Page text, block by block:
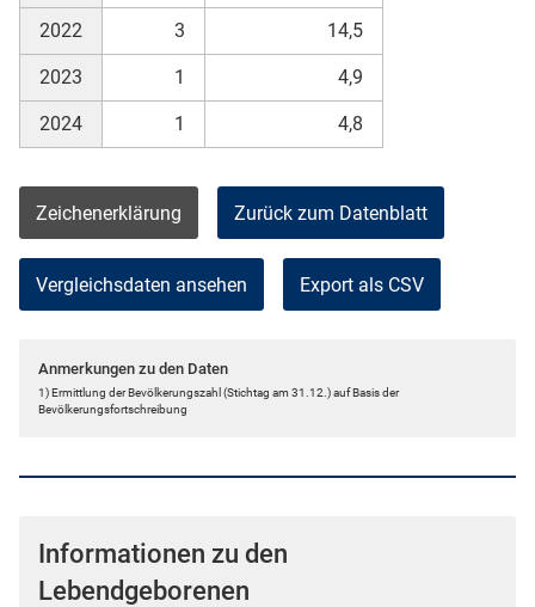
2022 3 14,5
2023 1 4,9
2024 1 4,8
Zeichenerklärung Zurück zum Datenblatt
Vergleichsdaten ansehen Export als CSV
Anmerkungen zu den Daten
1) Ermittlung der Bevölkerungszahl (Stichtag am 31.12.) auf Basis der
Bevölkerungsfortschreibung
Informationen zu den
Lebendgeborenen